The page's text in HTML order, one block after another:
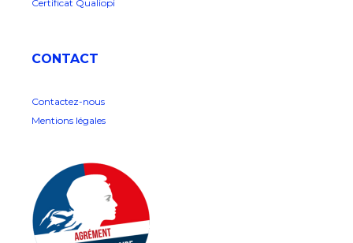
Certificat Qualiopi
CONTACT
Contactez-nous
Mentions légales